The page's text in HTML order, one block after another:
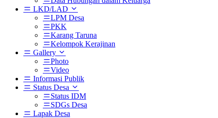
LKD/LAD
LPM Desa
PKK
Karang Taruna
Kelompok Kerajinan
Gallery
Photo
Video
Informasi Publik
Status Desa
Status IDM
SDGs Desa
Lapak Desa